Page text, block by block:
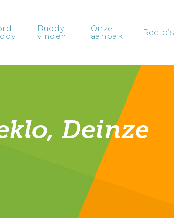
Buddy
vinden
Onze
aanpak
Regio’s
Deinze